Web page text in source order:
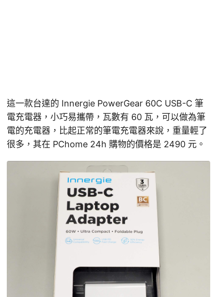
這一款台達的 Innergie PowerGear 60C USB-C 筆
電充電器，小巧易攜帶，瓦數有 60 瓦，可以做為筆
電的充電器，比起正常的筆電充電器來說，重量輕了
很多，其在 PChome 24h 購物的價格是 2490 元。